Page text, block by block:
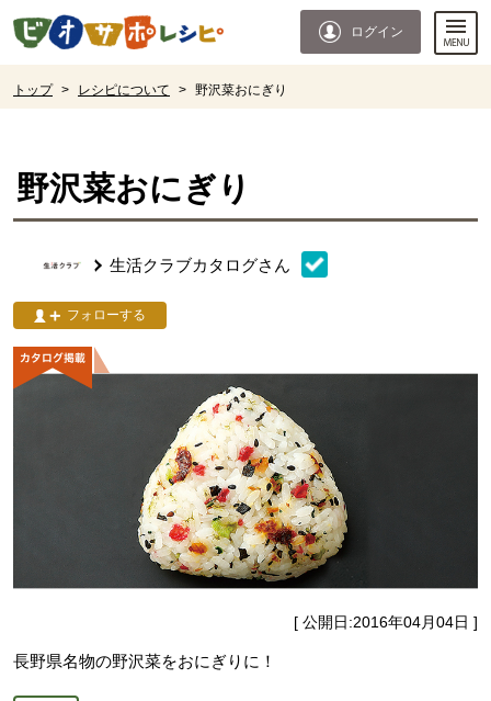
ページの先頭です。
ログイン
トップ > レシピについて > 野沢菜おにぎり
野沢菜おにぎり
生活クラブカタログさん
フォローする
[ 公開日:2016年04月04日 ]
長野県名物の野沢菜をおにぎりに！